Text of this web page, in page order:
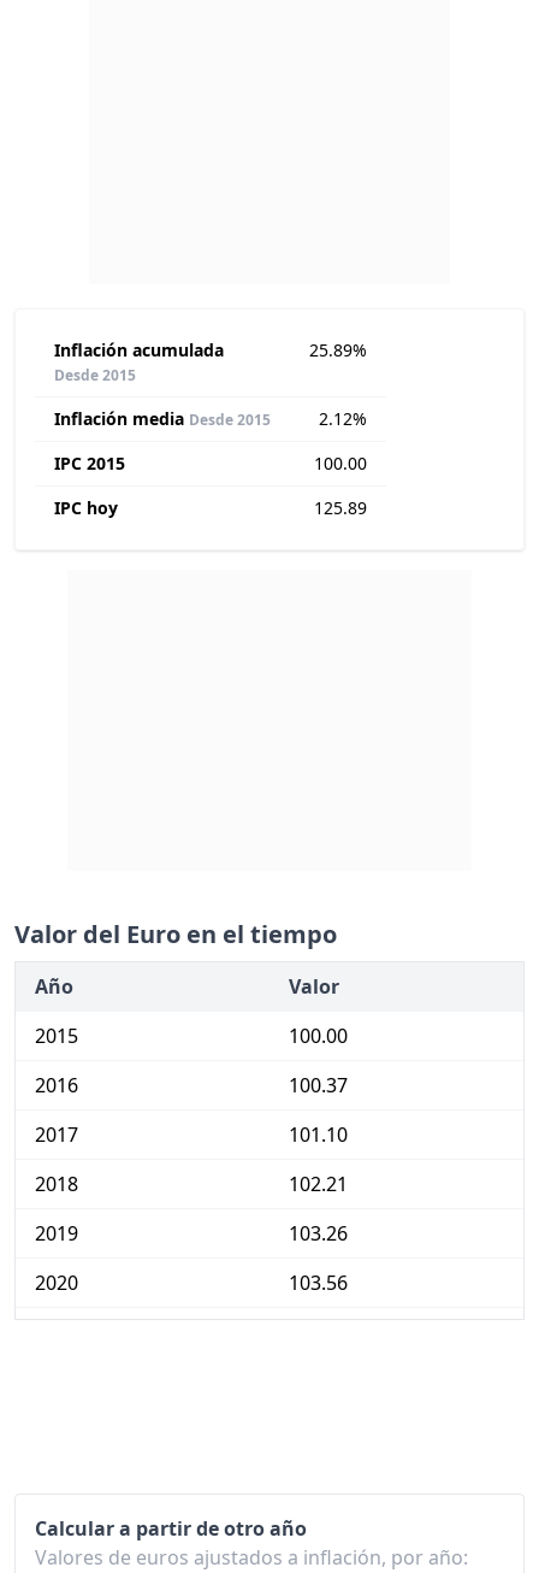
Inflación acumulada
Desde 2015
25.89%
Inflación media Desde 2015
2.12%
IPC 2015
100.00
IPC hoy
125.89
Valor del Euro en el tiempo
Año
Valor
2015
100.00
2016
100.37
2017
101.10
2018
102.21
2019
103.26
2020
103.56
2025
122.76
Calcular a partir de otro año
Valores de euros ajustados a inflación, por año: